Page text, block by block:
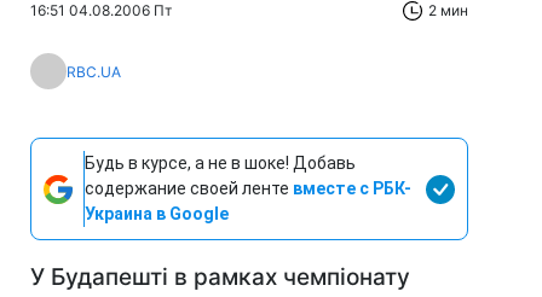
16:51 04.08.2006 Пт 2 мин
RBC.UA
Будь в курсе, а не в шоке! Добавь
содержание своей ленте вместе с РБК-
Украина в Google
У Будапешті в рамках чемпіонату